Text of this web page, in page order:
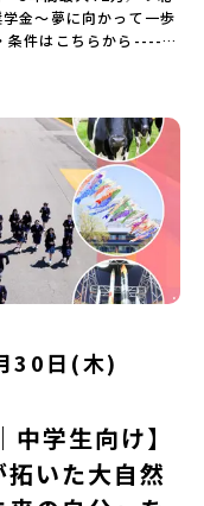
イントです。ここで出
につながるかもしれま
体験を、ぜひ楽しん
ログラム内容（予
・自己紹介ワーク」
セラミック科」のま
デザイン科」のまなび
ある名所巡り -有田
アクティビティ」 -職
体験ワークショップ
！BBQ」 -BBQづく
流・対話＜２日目＞
プ」 -ゲスト講師によ
状況や参加人数によ
参加概要【開催場
程】7月4日（土）〜7
金） 18:30～20:00に
る予定です。必ず参
日(土) 12：00 JR有田
配ください。【解散場
対象】中学2年生、中
金～夢に向かって一歩
条件はこちらから------
無料＞累計3,000万
ムイ」の実写版映画
」で自然や食を体験
が気になる。いつか留
ガに登場する世界を
っと触れてあそびた
「おためし地域留学体
の枠を超えて学校生活
プログラムです。はじ
しっかりとサポート
取町（びらとりちょ
りちょう）。壮大な自
広く知られていま
「ピラ・ウトゥル」
した。見上げるほど
」の景色は絶景！日
和牛がのんびりと過
る、ヤマメやニジマ
では見ることのできな
ます。さらに、源義経
30日(木)
学生向け】
いた大自然